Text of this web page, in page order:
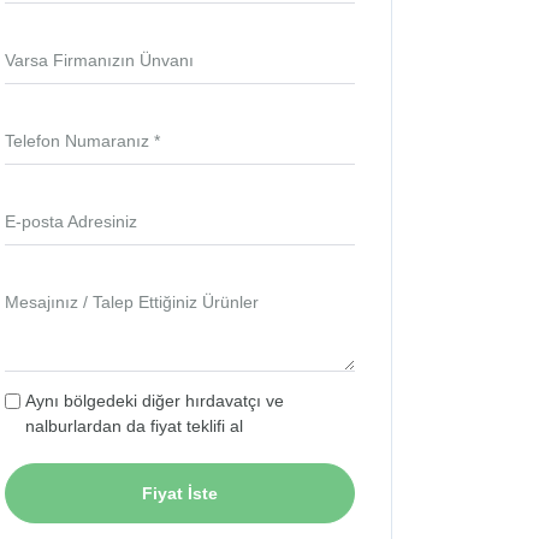
Varsa Firmanızın Ünvanı
Telefon Numaranız *
E-posta Adresiniz
Mesajınız / Talep Ettiğiniz Ürünler
Aynı bölgedeki diğer hırdavatçı ve
nalburlardan da fiyat teklifi al
Fiyat İste